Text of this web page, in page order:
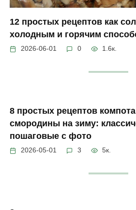
12 простых рецептов как
холодным и горячим
2026-06-01 0 1.6к.
8 простых рецептов
смородины на зиму:
пошаговые с фото
2026-05-01 3 5к.